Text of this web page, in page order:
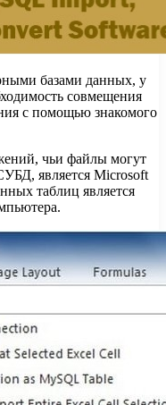
базами данных, у
совмещения
с помощью знакомого
чьи файлы могут
является Microsoft
таблиц является